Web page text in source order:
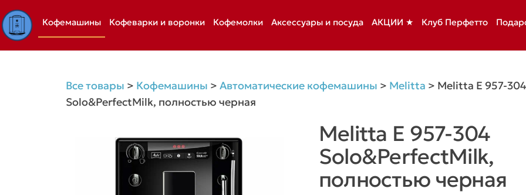
Перейти
к
содержимому
Кофемашины Кофеварки и воронки Кофемолки Аксессуары и посуда АКЦИИ ★ Клуб Перфетто
Все товары > Кофемашины > Автоматические кофемашины > Melitta > Melitta Е 957-304
Solo&PerfectMilk, полностью черная
Melitta Е 957-304
Solo&PerfectMilk,
полностью черная